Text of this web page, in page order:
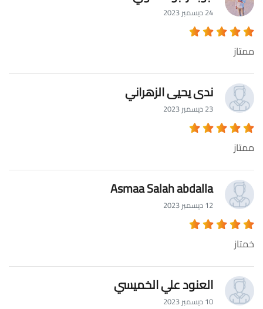
24 ديسمبر 2023
ممتاز
ندى يحيى الزهراني
23 ديسمبر 2023
ممتاز
Asmaa Salah abdalla
12 ديسمبر 2023
خمتاز
العنود علي الخميسي
10 ديسمبر 2023